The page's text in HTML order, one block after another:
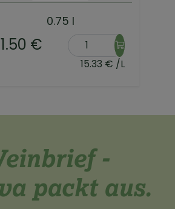
0.75 l
€
15.33 € /L
-
packt aus.